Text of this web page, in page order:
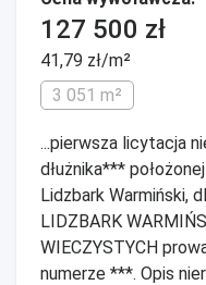
127 500 zł
41,79 zł/m²
3 051 m²
...pierwsza licytacja
dłużnika***
Lidzbark Warmiński,
LIDZBARK
WIECZYSTYCH
numerze ***. Opis